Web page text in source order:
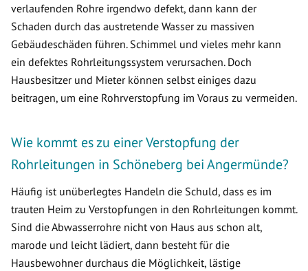
verlaufenden Rohre irgendwo defekt, dann kann der
Schaden durch das austretende Wasser zu massiven
Gebäudeschäden führen. Schimmel und vieles mehr kann
ein defektes Rohrleitungssystem verursachen. Doch
Hausbesitzer und Mieter können selbst einiges dazu
beitragen, um eine Rohrverstopfung im Voraus zu vermeiden.
Wie kommt es zu einer Verstopfung der
Rohrleitungen in Schöneberg bei Angermünde?
Häufig ist unüberlegtes Handeln die Schuld, dass es im
trauten Heim zu Verstopfungen in den Rohrleitungen kommt.
Sind die Abwasserrohre nicht von Haus aus schon alt,
marode und leicht lädiert, dann besteht für die
Hausbewohner durchaus die Möglichkeit, lästige